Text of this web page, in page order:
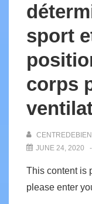
sport
corps
JUNE 24, 2020
This content is
please enter